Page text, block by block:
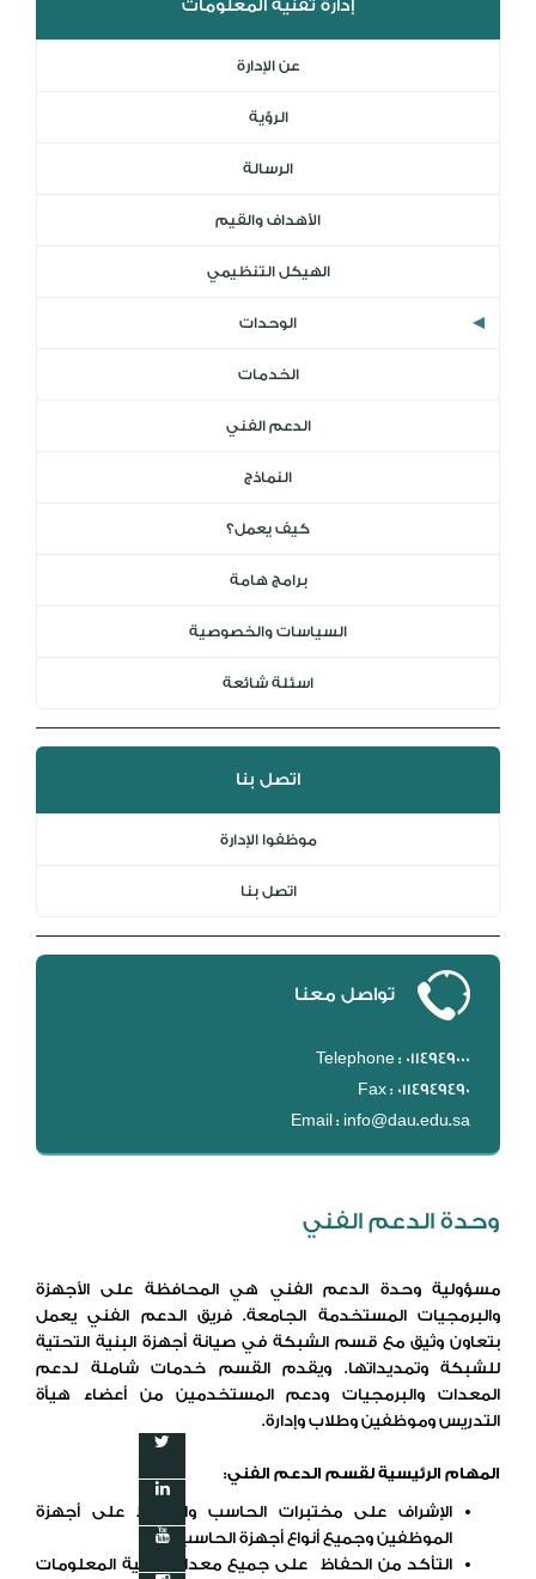
إدارة تقنية المعلومات
عن الإدارة
الرؤية
الرسالة
الأهداف والقيم
الهيكل التنظيمي
الوحدات
الخدمات
الدعم الفني
النماذج
كيف يعمل؟
برامج هامة
السياسات والخصوصية
اسئلة شائعة
اتصل بنا
موظفوا الإدارة
اتصل بنا
تواصل معنا
Telephone : 0114949000
Fax : 0114949490
Email : info@dau.edu.sa
وحدة الدعم الفني
مسؤولية وحدة الدعم الفني هي المحافظة على الأجهزة
والبرمجيات المستخدمة الجامعة. فريق الدعم الفني يعمل
بتعاون وثيق مع قسم الشبكة في صيانة أجهزة البنية التحتية
للشبكة وتمديداتها. ويقدم القسم خدمات شاملة لدعم
المعدات والبرمجيات ودعم المستخدمين من أعضاء هيأة
التدريس وموظفين وطلاب وإدارة.
المهام الرئيسية لقسم الدعم الفني:
الإشراف على مختبرات الحاسب والحفاظ على أجهزة
الموظفين وجميع أنواع أجهزة الحاسب.
التأكد من الحفاظ على جميع معدات تقنية المعلومات